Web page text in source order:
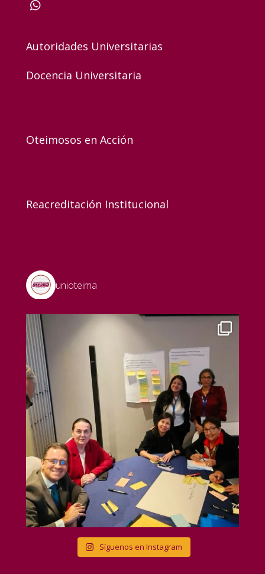
Autoridades Universitarias
Docencia Universitaria
Oteimosos en Acción
Reacreditación Institucional
unioteima
Síguenos en Instagram